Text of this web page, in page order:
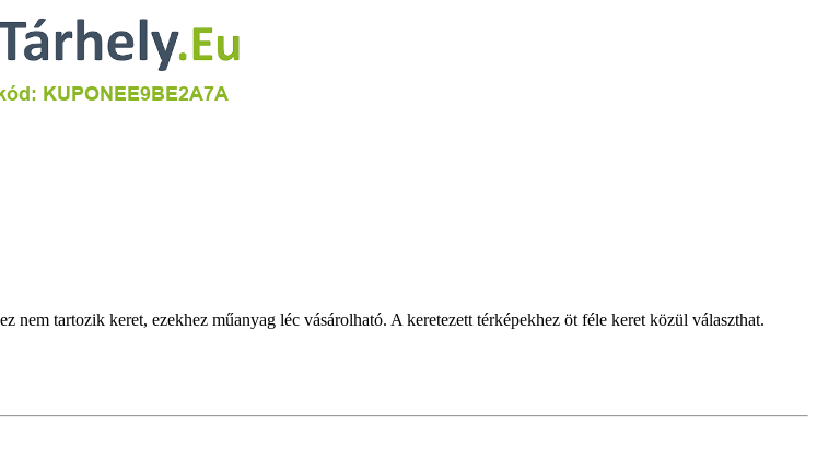
tartozik keret, ezekhez műanyag léc vásárolható. A keretezett térképekhez öt féle keret közül választhat.